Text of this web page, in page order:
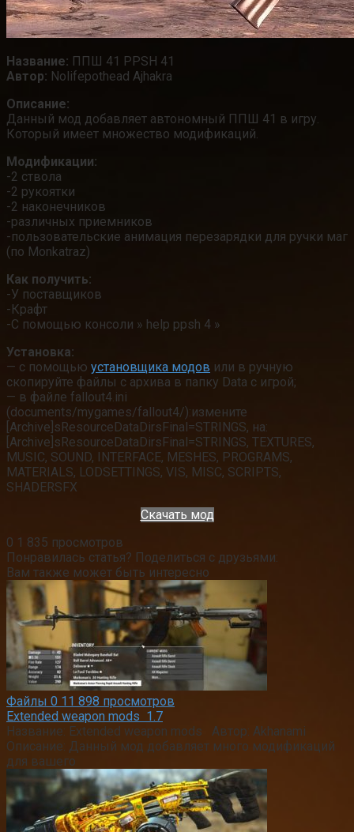
Название: ППШ 41 PPSH 41
Автор: Nolifepothead Ajhakra
Описание:
Данный мод добавляет автономный ППШ 41 в игру.
Который имеет множество модификаций.
Модификации:
-2 ствола
-2 рукоятки
-2 наконечников
-различных приемников
-пользовательские анимация перезарядки для ручки маг
(по Monkatraz)
Как получить:
-У поставщиков
-Крафт
-С помощью консоли » help ppsh 4 »
Установка:
— с помощью установщика модов или в ручную
скопируйте файлы с архива в папку Data с игрой;
— в файле fallout4.ini
(documents/mygames/fallout4/):измените
[Archive]sResourceDataDirsFinal=STRINGS, на:
[Archive]sResourceDataDirsFinal=STRINGS, TEXTURES,
MUSIC, SOUND, INTERFACE, MESHES, PROGRAMS,
MATERIALS, LODSETTINGS, VIS, MISC, SCRIPTS,
SHADERSFX
Скачать мод
0 1 835 просмотров
Понравилась статья? Поделиться с друзьями:
Вам также может быть интересно
Файлы 0 11 898 просмотров
Extended weapon mods 1.7
Название: Extended weapon mods Автор: Akhanami
Описание: Данный мод добавляет много модификаций
для вашего